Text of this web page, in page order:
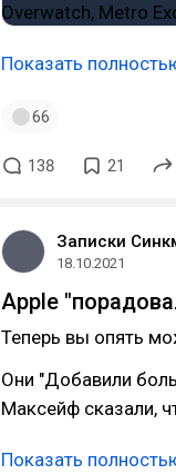
Показать
66
138 21
Записки
18.10.2021
Apple
Теперь вы опять
Они "Добавили
Максейф сказали,
Показать